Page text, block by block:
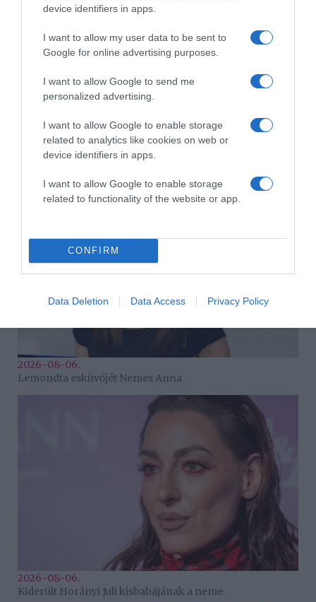
device identifiers in apps.
I want to allow my user data to be sent to
Google for online advertising purposes.
I want to allow Google to send me
personalized advertising.
I want to allow Google to enable storage
related to analytics like cookies on web or
device identifiers in apps.
I want to allow Google to enable storage
related to functionality of the website or app.
CONFIRM
Data Deletion Data Access Privacy Policy
Címkék: átverés
költekezés
Szardínia
HASONLÓ BEJEGYZÉSEK
2026-08-06.
Lemondta esküvőjét Nemes Anna
2026-08-06.
Kiderült Horányi Juli kisbabájának a neme